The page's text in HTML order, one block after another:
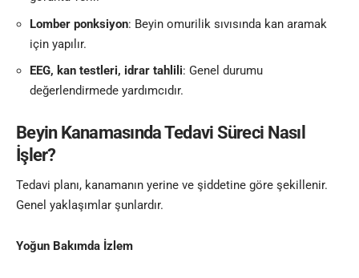
Lomber ponksiyon: Beyin omurilik sıvısında kan aramak
için yapılır.
EEG, kan testleri, idrar tahlili: Genel durumu
değerlendirmede yardımcıdır.
Beyin Kanamasında Tedavi Süreci Nasıl
İşler?
Tedavi planı, kanamanın yerine ve şiddetine göre şekillenir.
Genel yaklaşımlar şunlardır.
Yoğun Bakımda İzlem